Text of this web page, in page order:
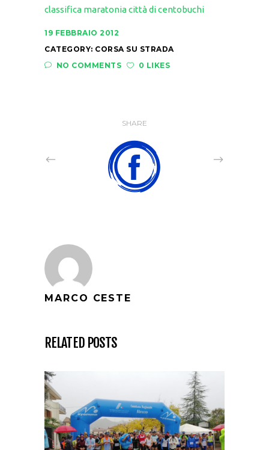
classifica maratonia città di centobuchi
19 FEBBRAIO 2012
CATEGORY: CORSA SU STRADA
NO COMMENTS
0 LIKES
SHARE
MARCO CESTE
RELATED POSTS